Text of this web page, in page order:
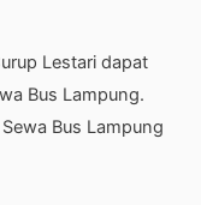
Lestari dapat
Bus Lampung.
Bus Lampung